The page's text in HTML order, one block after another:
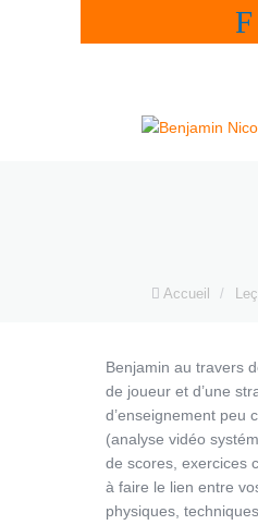
F
Accueil /
Benjamin au travers
de joueur et d’une
d’enseignement peu
(analyse vidéo
de scores, exercices
à faire le lien entre
physiques,